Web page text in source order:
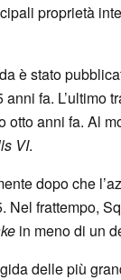
proprietà
è stato
anni fa. L’ultimo
otto anni fa. Al
VI.
dopo che
Nel frattempo,
in meno di un
delle più